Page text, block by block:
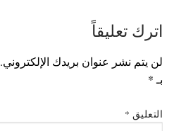
اترك تعليقاً
لن يتم نشر عنوان بريدك الإلكتروني.
بـ *
التعليق *